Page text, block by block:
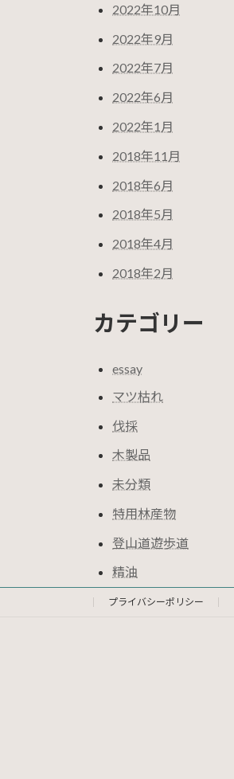
2022年10月
2022年9月
2022年7月
2022年6月
2022年1月
2018年11月
2018年6月
2018年5月
2018年4月
2018年2月
カテゴリー
essay
マツ枯れ
伐採
木製品
未分類
特用林産物
登山道遊歩道
精油
プライバシーポリシー